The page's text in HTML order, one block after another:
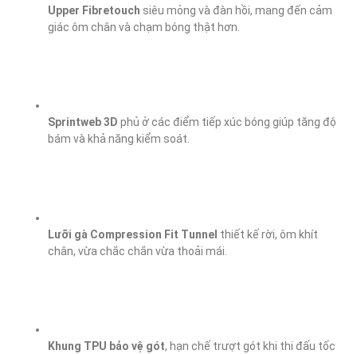
Upper Fibretouch siêu mỏng và đàn hồi, mang đến cảm
giác ôm chân và chạm bóng thật hơn.
Sprintweb 3D phủ ở các điểm tiếp xúc bóng giúp tăng độ
bám và khả năng kiểm soát.
Lưỡi gà Compression Fit Tunnel thiết kế rời, ôm khít
chân, vừa chắc chắn vừa thoải mái.
Khung TPU bảo vệ gót, hạn chế trượt gót khi thi đấu tốc